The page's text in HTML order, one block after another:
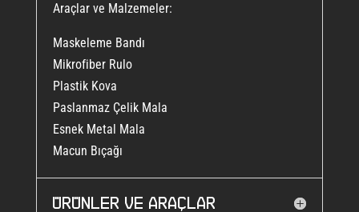
Araçlar ve Malzemeler:
Maskeleme Bandı
Mikrofiber Rulo
Plastik Kova
Paslanmaz Çelik Mala
Esnek Metal Mala
Macun Bıçağı
Ürünler ve araçlar